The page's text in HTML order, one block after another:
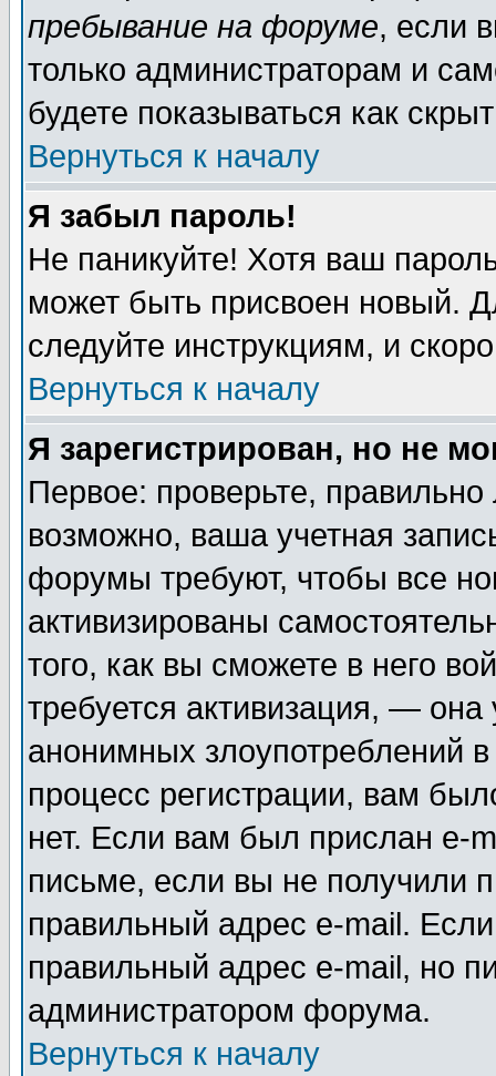
пребывание на форуме, если
только администраторам и
будете показываться как
Вернуться к началу
Я забыл пароль!
Не паникуйте! Хотя ваш
может быть присвоен новый.
следуйте инструкциям, и
Вернуться к началу
Я зарегистрирован, но не
Первое: проверьте,
возможно, ваша учетная
форумы требуют, чтобы все
активизированы
того, как вы сможете в него
требуется активизация, —
анонимных злоупотреблений
процесс регистрации, вам
нет. Если вам был прислан e-
письме, если вы не получили
правильный адрес e-mail.
правильный адрес e-mail, но
администратором форума.
Вернуться к началу